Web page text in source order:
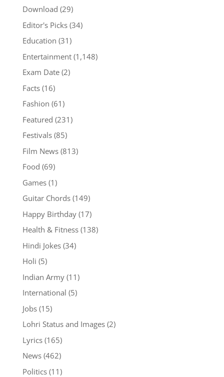
Download (29)
Editor's Picks(34)
Education (31)
Entertainment(1,148)
Exam Date(2)
Facts(16)
Fashion (61)
Featured (231)
Festivals(85)
Film News(813)
Food (69)
Games(1)
Guitar Chords(149)
Happy Birthday(17)
Health & Fitness(138)
Hindi Jokes(34)
Holi (5)
Indian Army(11)
International (5)
Jobs(15)
Lohri Status and Images(2)
Lyrics(165)
News(462)
Politics(11)